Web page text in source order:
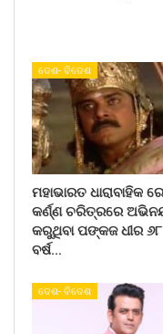
ଦେଶ- ବିଦେଶ
ମହାଭାରତ ଧାରାବାହିକ ରେ
କର୍ଣ୍ଣ ଚରିତ୍ରରେ
କରୁଥିବା ପଙ୍କଜ ଧୀର ୬୮
ବର୍ଷ…
ଦେଶ- ବିଦେଶ